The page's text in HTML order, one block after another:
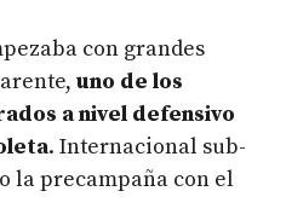
con grandes
uno de los
a nivel defensivo
. Internacional sub-
la precampaña con el